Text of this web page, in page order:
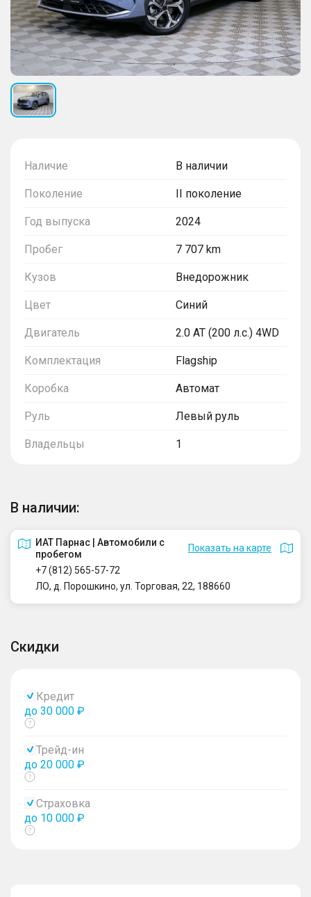
Наличие В наличии
Поколение II поколение
Год выпуска 2024
Пробег 7 707 km
Кузов Внедорожник
Цвет Синий
Двигатель 2.0 AT (200 л.с.) 4WD
Комплектация Flagship
Коробка Автомат
Руль Левый руль
Владельцы 1
В наличии:
ИАТ Парнас | Автомобили с
пробегом
Показать на карте
+7 (812) 565-57-72
ЛО, д. Порошкино, ул. Торговая, 22, 188660
Скидки
Кредит
до 30 000 ₽
Показать
Трейд-ин
до 20 000 ₽
Показать
Страховка
до 10 000 ₽
Показать